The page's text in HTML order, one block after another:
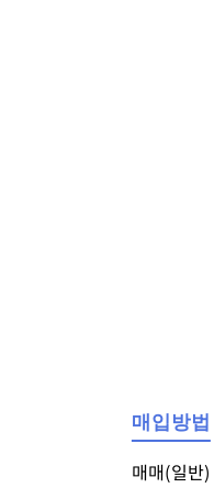
매입방법
매매(일반)